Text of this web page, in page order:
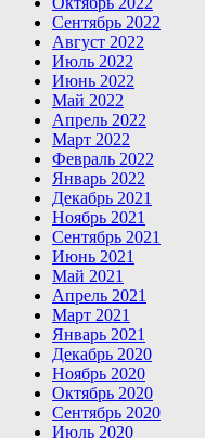
Сентябрь 2022
Август 2022
Июль 2022
Июнь 2022
Май 2022
Апрель 2022
Март 2022
Февраль 2022
Январь 2022
Декабрь 2021
Ноябрь 2021
Сентябрь 2021
Июнь 2021
Май 2021
Апрель 2021
Март 2021
Январь 2021
Декабрь 2020
Ноябрь 2020
Октябрь 2020
Сентябрь 2020
Июль 2020